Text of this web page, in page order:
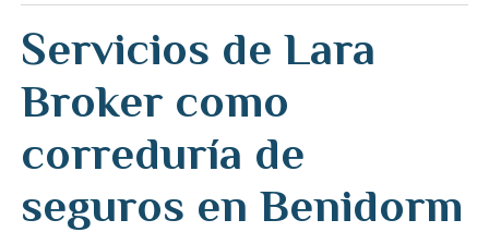
Servicios de Lara
Broker como
correduría de
seguros en Benidorm